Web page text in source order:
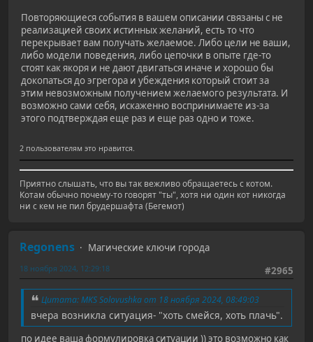
Повторяющиеся события в вашем описании связаны с не
реализацией своих истинных желаний, есть то что
перекрывает вам получать желаемое. Либо цели не ваши,
либо модели поведения, либо цепочки в опыте где-то
стоят как якоря и не дают двигаться иначе и хорошо бы
докопаться до эгрегора и убеждения который стоит за
этим невозможным получением желаемого результата. И
возможно сами себя, искаженно воспринимаете из-за
этого подтверждая еще раз и еще раз одно и тоже.
2 пользователям это нравится.
Приятно слышать, что вы так вежливо обращаетесь с котом.
Котам обычно почему-то говорят "ты", хотя ни один кот никогда
ни с кем не пил брудершафта (Бегемот)
Regonens
Магические ключи города
#2965
18 ноября 2024, 12:29:18
Цитата: MKS Solovushka от 18 ноября 2024, 08:49:03
вчера возникла ситуация- "хоть смейся, хоть плачь".
по идее ваша формулировка ситуации )) это возможно как